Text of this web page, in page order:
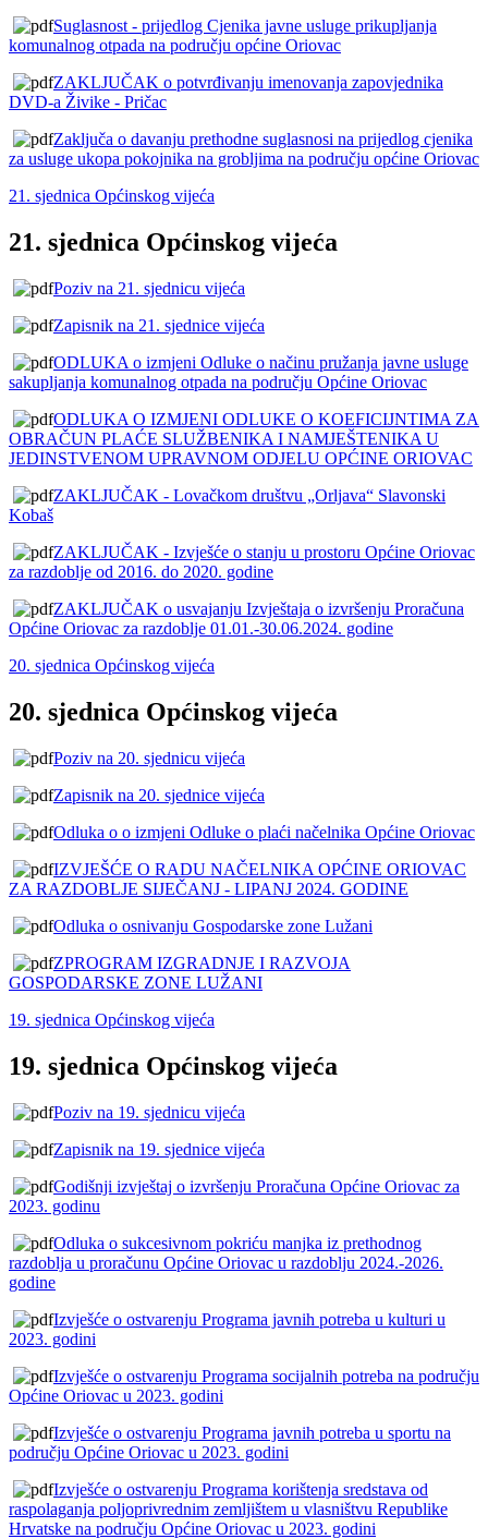
Suglasnost - prijedlog Cjenika javne usluge prikupljanja
komunalnog otpada na području općine Oriovac
ZAKLJUČAK o potvrđivanju imenovanja zapovjednika
DVD-a Živike - Pričac
Zaključa o davanju prethodne suglasnosi na prijedlog cjenika
za usluge ukopa pokojnika na grobljima na području općine Oriovac
21. sjednica Općinskog vijeća
21. sjednica Općinskog vijeća
Poziv na 21. sjednicu vijeća
Zapisnik na 21. sjednice vijeća
ODLUKA o izmjeni Odluke o načinu pružanja javne usluge
sakupljanja komunalnog otpada na području Općine Oriovac
ODLUKA O IZMJENI ODLUKE O KOEFICIJNTIMA ZA
OBRAČUN PLAĆE SLUŽBENIKA I NAMJEŠTENIKA U
JEDINSTVENOM UPRAVNOM ODJELU OPĆINE ORIOVAC
ZAKLJUČAK - Lovačkom društvu „Orljava“ Slavonski
Kobaš
ZAKLJUČAK - Izvješće o stanju u prostoru Općine Oriovac
za razdoblje od 2016. do 2020. godine
ZAKLJUČAK o usvajanju Izvještaja o izvršenju Proračuna
Općine Oriovac za razdoblje 01.01.-30.06.2024. godine
20. sjednica Općinskog vijeća
20. sjednica Općinskog vijeća
Poziv na 20. sjednicu vijeća
Zapisnik na 20. sjednice vijeća
Odluka o o izmjeni Odluke o plaći načelnika Općine Oriovac
IZVJEŠĆE O RADU NAČELNIKA OPĆINE ORIOVAC
ZA RAZDOBLJE SIJEČANJ - LIPANJ 2024. GODINE
Odluka o osnivanju Gospodarske zone Lužani
ZPROGRAM IZGRADNJE I RAZVOJA
GOSPODARSKE ZONE LUŽANI
19. sjednica Općinskog vijeća
19. sjednica Općinskog vijeća
Poziv na 19. sjednicu vijeća
Zapisnik na 19. sjednice vijeća
Godišnji izvještaj o izvršenju Proračuna Općine Oriovac za
2023. godinu
Odluka o sukcesivnom pokriću manjka iz prethodnog
razdoblja u proračunu Općine Oriovac u razdoblju 2024.-2026.
godine
Izvješće o ostvarenju Programa javnih potreba u kulturi u
2023. godini
Izvješće o ostvarenju Programa socijalnih potreba na području
Općine Oriovac u 2023. godini
Izvješće o ostvarenju Programa javnih potreba u sportu na
području Općine Oriovac u 2023. godini
Izvješće o ostvarenju Programa korištenja sredstava od
raspolaganja poljoprivrednim zemljištem u vlasništvu Republike
Hrvatske na području Općine Oriovac u 2023. godini